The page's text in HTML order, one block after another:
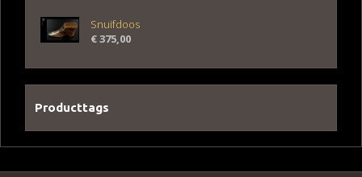
Snuifdoos
€375,00
Producttags